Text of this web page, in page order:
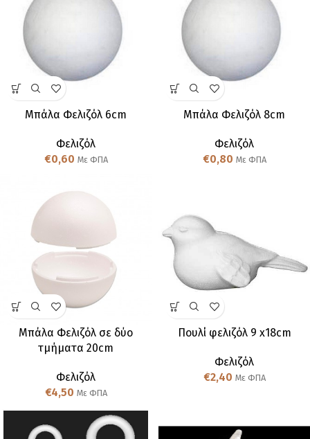
Μπάλα Φελιζόλ 6cm
Φελιζόλ
€0,60 Με ΦΠΑ
Μπάλα Φελιζόλ 8cm
Φελιζόλ
€0,80 Με ΦΠΑ
Μπάλα Φελιζόλ σε δύο
τμήματα 20cm
Φελιζόλ
€4,50 Με ΦΠΑ
Πουλί φελιζόλ 9 x18cm
Φελιζόλ
€2,40 Με ΦΠΑ